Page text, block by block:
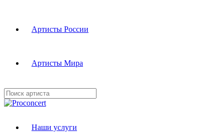
Артисты России
Артисты Мира
Наши услуги